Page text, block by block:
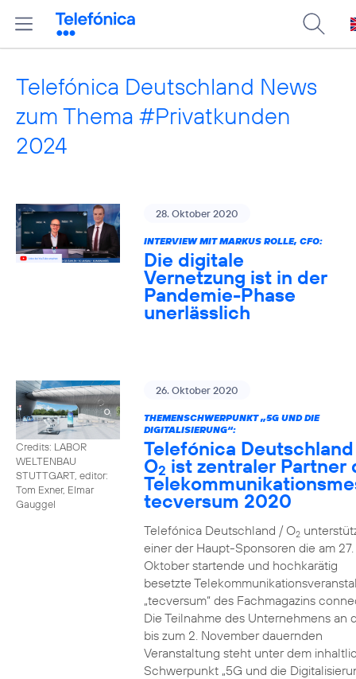
Telefónica Deutschland News
zum Thema #Privatkunden
2024
28. Oktober 2020
INTERVIEW MIT MARKUS ROLLE, CFO:
Die digitale
Vernetzung ist in der
Pandemie-Phase
unerlässlich
Credits: LABOR
WELTENBAU
STUTTGART, editor:
Tom Exner, Elmar
Gauggel
26. Oktober 2020
THEMENSCHWERPUNKT „5G UND DIE
DIGITALISIERUNG“:
Telefónica
O2 ist zentraler Partner
tecversum 2020
Telefónica Deutschland / O2
einer der Haupt-Sponsoren die am 27.
Oktober startende und hochkarätig
besetzte
„tecversum“ des Fachmagazins
Die Teilnahme des Unternehmens an
bis zum 2. November dauernden
Veranstaltung steht unter dem
Schwerpunkt „5G und die